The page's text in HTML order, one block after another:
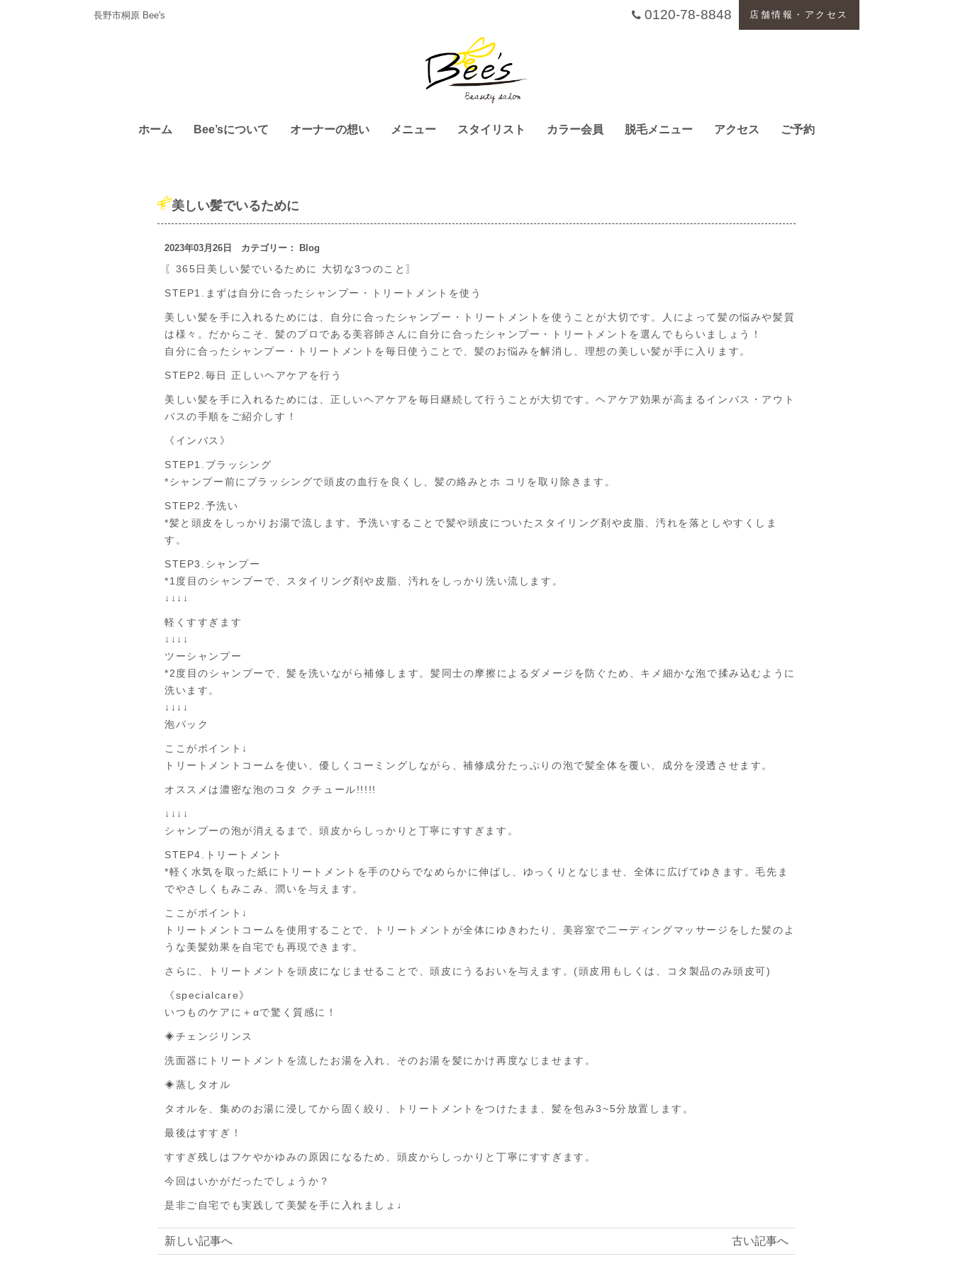
長野市桐原 Bee's 0120-78-8848 店舗情報・アクセス
ホーム Bee’sについて オーナーの想い メニュー スタイリスト カラー会員 脱毛メニュー アクセス ご予約
美しい髪でいるために
2023年03月26日 カテゴリー： Blog
〖365日美しい髪でいるために 大切な3つのこと〗
STEP1.まずは自分に合ったシャンプー・トリートメントを使う
美しい髪を手に入れるためには、自分に合ったシャンプー・トリートメントを使うことが大切です。人によって髪の悩みや髪質
は様々。だからこそ、髪のプロである美容師さんに自分に合ったシャンプー・トリートメントを選んでもらいましょう！
自分に合ったシャンプー・トリートメントを毎日使うことで、髪のお悩みを解消し、理想の美しい髪が手に入ります。
STEP2.毎日 正しいヘアケアを行う
美しい髪を手に入れるためには、正しいヘアケアを毎日継続して行うことが大切です。ヘアケア効果が高まるインバス・アウト
バスの手順をご紹介しす！
《インバス》
STEP1.ブラッシング
*シャンプー前にブラッシングで頭皮の血行を良くし、髪の絡みとホ コリを取り除きます。
STEP2.予洗い
*髪と頭皮をしっかりお湯で流します。予洗いすることで髪や頭皮についたスタイリング剤や皮脂、汚れを落としやすくしま
す。
STEP3.シャンプー
*1度目のシャンプーで、スタイリング剤や皮脂、汚れをしっかり洗い流します。
↓↓↓↓
軽くすすぎます
↓↓↓↓
ツーシャンプー
*2度目のシャンプーで、髪を洗いながら補修します。髪同士の摩擦によるダメージを防ぐため、キメ細かな泡で揉み込むように
洗います。
↓↓↓↓
泡パック
ここがポイント↓
トリートメントコームを使い、優しくコーミングしながら、補修成分たっぷりの泡で髪全体を覆い、成分を浸透させます。
オススメは濃密な泡のコタ クチュール!!!!!
↓↓↓↓
シャンプーの泡が消えるまで、頭皮からしっかりと丁寧にすすぎます。
STEP4.トリートメント
*軽く水気を取った紙にトリートメントを手のひらでなめらかに伸ばし、ゆっくりとなじませ、全体に広げてゆきます。毛先ま
でやさしくもみこみ、潤いを与えます。
ここがポイント↓
トリートメントコームを使用することで、トリートメントが全体にゆきわたり、美容室で二ーディングマッサージをした髪のよ
うな美髪効果を自宅でも再現できます。
さらに、トリートメントを頭皮になじませることで、頭皮にうるおいを与えます。(頭皮用もしくは、コタ製品のみ頭皮可)
《specialcare》
いつものケアに＋‪αで驚く質感に！
◈チェンジリンス
洗面器にトリートメントを流したお湯を入れ、そのお湯を髪にかけ再度なじませます。
◈蒸しタオル
タオルを、集めのお湯に浸してから固く絞り、トリートメントをつけたまま、髪を包み3~5分放置します。
最後はすすぎ！
すすぎ残しはフケやかゆみの原因になるため、頭皮からしっかりと丁寧にすすぎます。
今回はいかがだったでしょうか？
是非ご自宅でも実践して美髪を手に入れましょ♩
古い記事へ
新しい記事へ